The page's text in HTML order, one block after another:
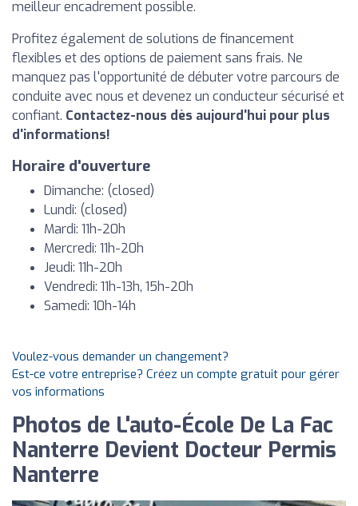
meilleur encadrement possible.
Profitez également de solutions de financement
flexibles et des options de paiement sans frais. Ne
manquez pas l'opportunité de débuter votre parcours de
conduite avec nous et devenez un conducteur sécurisé et
confiant. Contactez-nous dès aujourd'hui pour plus
d'informations!
Horaire d'ouverture
Dimanche: (closed)
Lundi: (closed)
Mardi: 11h-20h
Mercredi: 11h-20h
Jeudi: 11h-20h
Vendredi: 11h-13h, 15h-20h
Samedi: 10h-14h
Voulez-vous demander un changement?
Est-ce votre entreprise? Créez un compte gratuit pour gérer
vos informations
Photos de L'auto-École De La Fac
Nanterre Devient Docteur Permis
Nanterre